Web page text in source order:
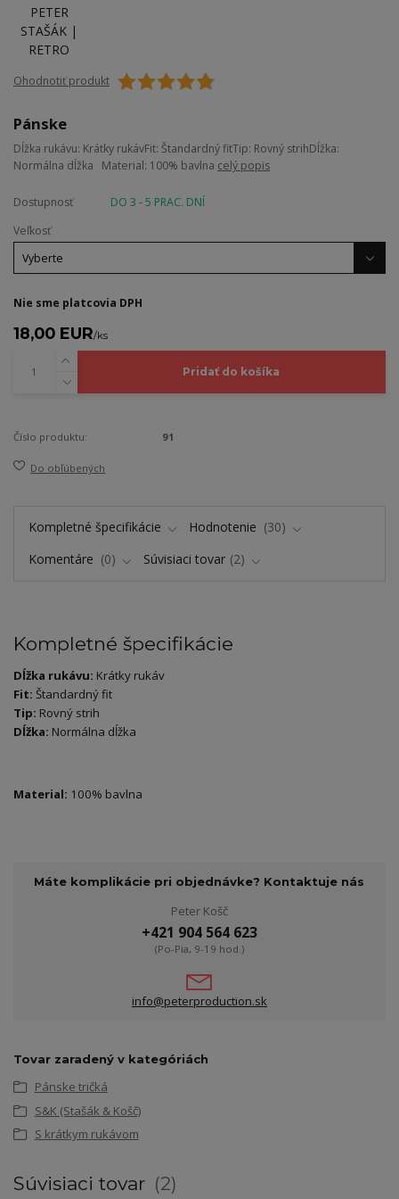
Ohodnotiť produkt
Pánske
Dĺžka rukávu: Krátky rukávFit: Štandardný fitTip: Rovný strihDĺžka:
Normálna dĺžka Material: 100% bavlna celý popis
Dostupnosť
DO 3 - 5 PRAC. DNÍ
Veľkosť
Nie sme platcovia DPH
18,00 EUR/ks
Pridať do košíka
Číslo produktu: 91
Do obľúbených
Kompletné špecifikácie Hodnotenie
30
Komentáre
0 Súvisiaci tovar 2
Kompletné špecifikácie
Dĺžka rukávu: Krátky rukáv
Fit: Štandardný fit
Tip: Rovný strih
Dĺžka: Normálna dĺžka
Material: 100% bavlna
Máte komplikácie pri objednávke? Kontaktuje nás
Peter Košč
+421 904 564 623
(Po-Pia, 9-19 hod.)
info@peterproduction.sk
Tovar zaradený v kategóriách
Pánske tričká
S&K (Stašák & Košč)
S krátkym rukávom
Súvisiaci tovar 2